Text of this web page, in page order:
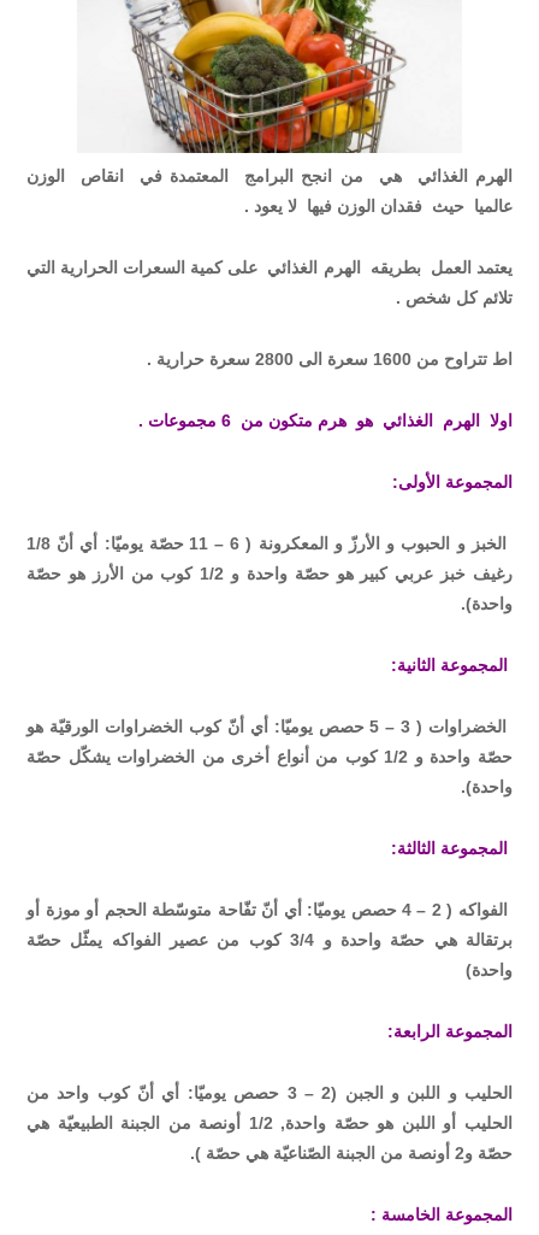
الهرم الغذائي هي من انجح البرامج المعتمدة في انقاص الوزن
عالميا حيث فقدان الوزن فيها لا يعود .
يعتمد العمل بطريقه الهرم الغذائي على كمية السعرات الحرارية التي
تلائم كل شخص .
اط تتراوح من 1600 سعرة الى 2800 سعرة حرارية .
اولا الهرم الغذائي هو هرم متكون من 6 مجموعات .
المجموعة الأولى:
الخبز و الحبوب و الأرزّ و المعكرونة ( 6 – 11 حصّة يوميّا: أي أنّ 1/8
رغيف خبز عربي كبير هو حصّة واحدة و 1/2 كوب من الأرز هو حصّة
واحدة).
المجموعة الثانية:
الخضراوات ( 3 – 5 حصص يوميّا: أي أنّ كوب الخضراوات الورقيّة هو
حصّة واحدة و 1/2 كوب من أنواع أخرى من الخضراوات يشكّل حصّة
واحدة).
المجموعة الثالثة:
الفواكه ( 2 – 4 حصص يوميّا: أي أنّ تفّاحة متوسّطة الحجم أو موزة أو
برتقالة هي حصّة واحدة و 3/4 كوب من عصير الفواكه يمثّل حصّة
واحدة)
المجموعة الرابعة:
الحليب و اللبن و الجبن (2 – 3 حصص يوميّا: أي أنّ كوب واحد من
الحليب أو اللبن هو حصّة واحدة, 1/2 أونصة من الجبنة الطبيعيّة هي
حصّة و2 أونصة من الجبنة الصّناعيّة هي حصّة ).
المجموعة الخامسة :